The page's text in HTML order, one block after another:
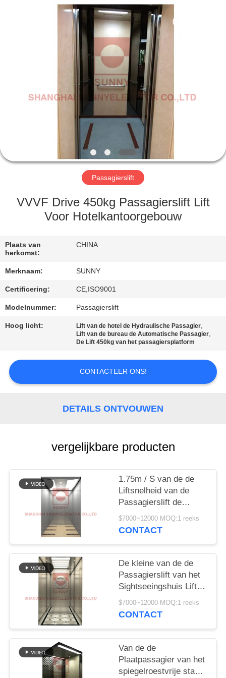
PRODUCTEN
ONGEVEER
ONS
FABRIEKSREIS
KWALITEITSCONTROLE
CONTACTEER
ONS
VERZOEK
OM EEN
SITEMAP
Passagierslift
VVVF Drive 450kg Passagierslift Lift
Voor Hotelkantoorgebouw
Plaats van
herkomst:
CHINA
Merknaam: SUNNY
Certificering: CE,ISO9001
Modelnummer: Passagierslift
Hoog licht: Lift van de hotel de Hydraulische Passagier,
Lift van de bureau de Automatische Passagier,
De Lift 450kg van het passagiersplatform
CONTACTEER ONS!
DETAILS ONTVOUWEN
vergelijkbare producten
1.75m / S van de de
Liftsnelheid van de
Passagierslift de
Aandrijvingsplaats
ModelSystem
$7000~12000 MOQ:1 reeks
CONTACT
De kleine van de de
Passagierslift van het
Sightseeingshuis Liften
van het de Lift
Panoramische Glas
$7000~12000 MOQ:1 reeks
CONTACT
Van de de
Plaatpassagier van het
spiegelroestvrije staal